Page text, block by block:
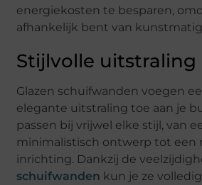
energiekosten te besparen,
afhankelijk bent van
Stijlvolle uitstraling
Glazen schuifwanden voegen
elegante uitstraling toe aan je
passen bij vrijwel elke stijl, van
minimalistisch ontwerp tot een
inrichting. Dankzij de
schuifwanden kun je ze